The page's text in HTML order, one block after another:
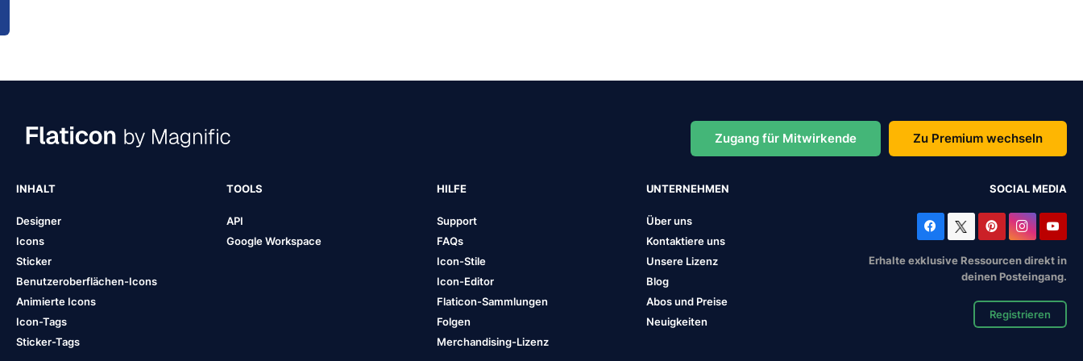
Zugang für Mitwirkende Zu Premium wechseln
INHALT
Designer
Icons
Sticker
Benutzeroberflächen-Icons
Animierte Icons
Icon-Tags
Sticker-Tags
TOOLS
API
Google Workspace
HILFE
Support
FAQs
Icon-Stile
Icon-Editor
Flaticon-Sammlungen
Folgen
Merchandising-Lizenz
UNTERNEHMEN
Über uns
Kontaktiere uns
Unsere Lizenz
Blog
Abos und Preise
Neuigkeiten
SOCIAL MEDIA
Erhalte exklusive Ressourcen direkt in
deinen Posteingang.
Registrieren